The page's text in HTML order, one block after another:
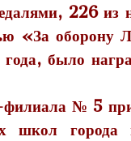
226 из
«За оборону
было
№ 5
школ